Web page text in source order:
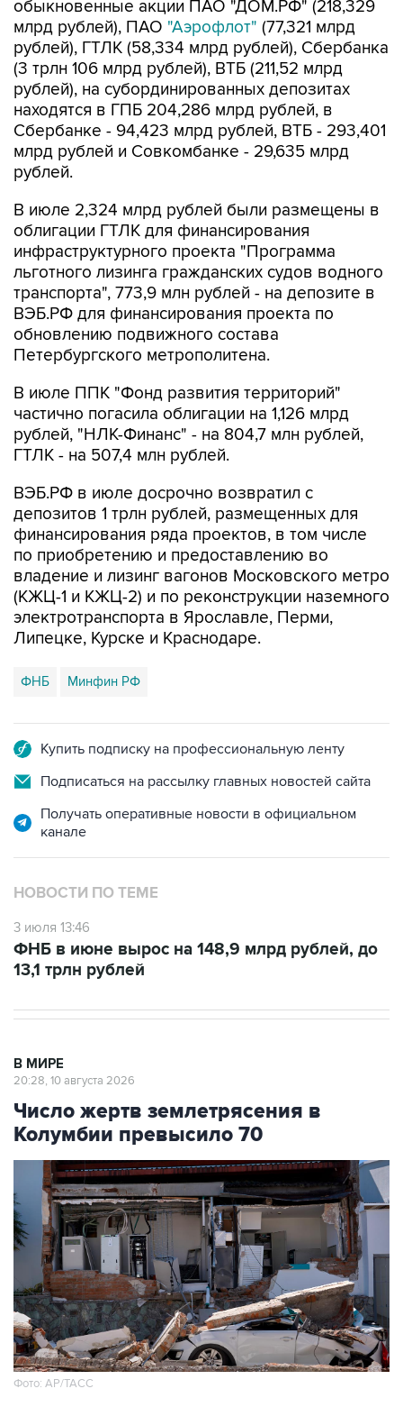
обыкновенные акции ПАО "ДОМ.РФ" (218,329
млрд рублей), ПАО "Аэрофлот" (77,321 млрд
рублей), ГТЛК (58,334 млрд рублей), Сбербанка
(3 трлн 106 млрд рублей), ВТБ (211,52 млрд
рублей), на субординированных депозитах
находятся в ГПБ 204,286 млрд рублей, в
Сбербанке - 94,423 млрд рублей, ВТБ - 293,401
млрд рублей и Совкомбанке - 29,635 млрд
рублей.
В июле 2,324 млрд рублей были размещены в
облигации ГТЛК для финансирования
инфраструктурного проекта "Программа
льготного лизинга гражданских судов водного
транспорта", 773,9 млн рублей - на депозите в
ВЭБ.РФ для финансирования проекта по
обновлению подвижного состава
Петербургского метрополитена.
В июле ППК "Фонд развития территорий"
частично погасила облигации на 1,126 млрд
рублей, "НЛК-Финанс" - на 804,7 млн рублей,
ГТЛК - на 507,4 млн рублей.
ВЭБ.РФ в июле досрочно возвратил с
депозитов 1 трлн рублей, размещенных для
финансирования ряда проектов, в том числе
по приобретению и предоставлению во
владение и лизинг вагонов Московского метро
(КЖЦ-1 и КЖЦ-2) и по реконструкции наземного
электротранспорта в Ярославле, Перми,
Липецке, Курске и Краснодаре.
ФНБ Минфин РФ
Купить подписку на профессиональную ленту
Подписаться на рассылку главных новостей сайта
Получать оперативные новости в официальном
канале
НОВОСТИ ПО ТЕМЕ
3 июля 13:46
ФНБ в июне вырос на 148,9 млрд рублей, до
13,1 трлн рублей
В МИРЕ
20:28, 10 августа 2026
Число жертв землетрясения в
Колумбии превысило 70
Фото: АР/ТАСС